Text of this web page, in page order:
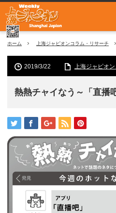
ホーム 上海ジャピオンコラム・リサーチ
2019/3/22 上海ジャピオ
熱熱チャイなう～「直播